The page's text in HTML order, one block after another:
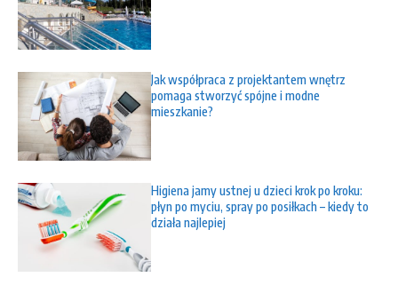
Jak współpraca z projektantem wnętrz
pomaga stworzyć spójne i modne
mieszkanie?
Higiena jamy ustnej u dzieci krok po kroku:
płyn po myciu, spray po posiłkach – kiedy to
działa najlepiej